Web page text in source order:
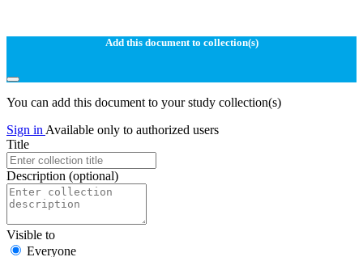
Add this document to collection(s)
You can add this document to your study collection(s)
Sign in Available only to authorized users
Title
Description (optional)
Visible to
Everyone